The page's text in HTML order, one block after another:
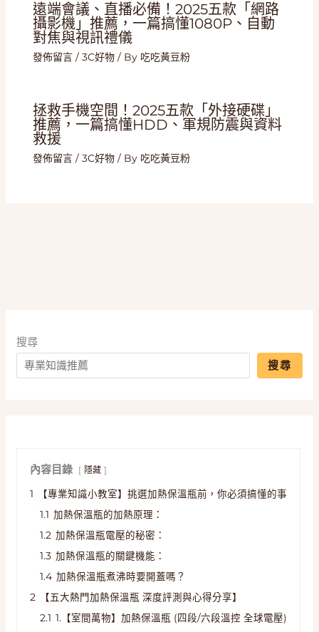
遠端會議、直播必備！2025五款「網路
攝影機」推薦，一篇搞懂1080P、自動
對焦與視訊禮儀
發佈留言 / 3C好物/ By 吃吃黃豆粉
拯救手機空間！2025五款「外接硬碟」
推薦，一篇搞懂HDD、軍規防震與資料
救援
發佈留言 / 3C好物/ By 吃吃黃豆粉
搜尋
搜尋
內容目錄 隱藏
1
【專業知識小教室】挑選加熱保溫瓶前，你必須搞懂的事
1.1 加熱保溫瓶的加熱原理：
1.2 加熱保溫瓶電壓的秘密：
1.3 加熱保溫瓶的關鍵機能：
1.4 加熱保溫瓶煮沸時要開蓋嗎？
2
【五大熱門加熱保溫瓶 深度評測與心得分享】
2.1 1.【室間萬物】加熱保溫瓶 (四段/六段溫控 全球電壓)